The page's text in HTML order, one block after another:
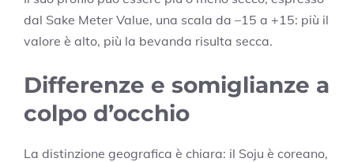
dal Sake Meter Value, una scala da –15 a +15: più il
valore è alto, più la bevanda risulta secca.
Differenze e somiglianze a
colpo d’occhio
La distinzione geografica è chiara: il Soju è coreano,